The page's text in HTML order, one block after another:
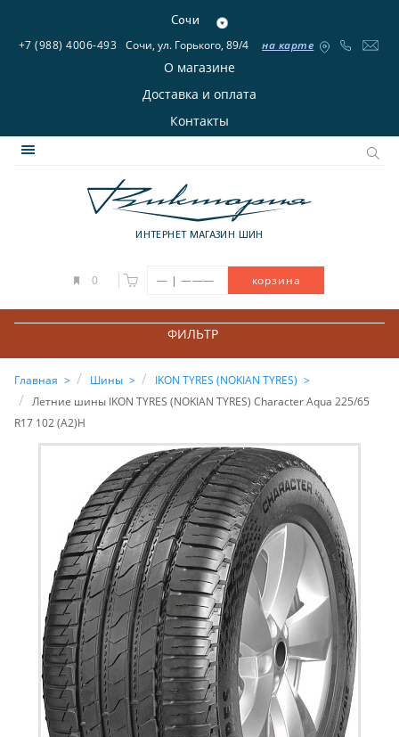
Сочи
+7 (988) 4006-493 Сочи, ул. Горького, 89/4 на карте
О магазине
Доставка и оплата
Контакты
ИНТЕРНЕТ МАГАЗИН ШИН
0 — | ——— корзина
ФИЛЬТР
Главная Шины
IKON TYRES (NOKIAN TYRES)
Летние шины IKON TYRES (NOKIAN TYRES) Character Aqua 225/65
R17 102 (A2)H